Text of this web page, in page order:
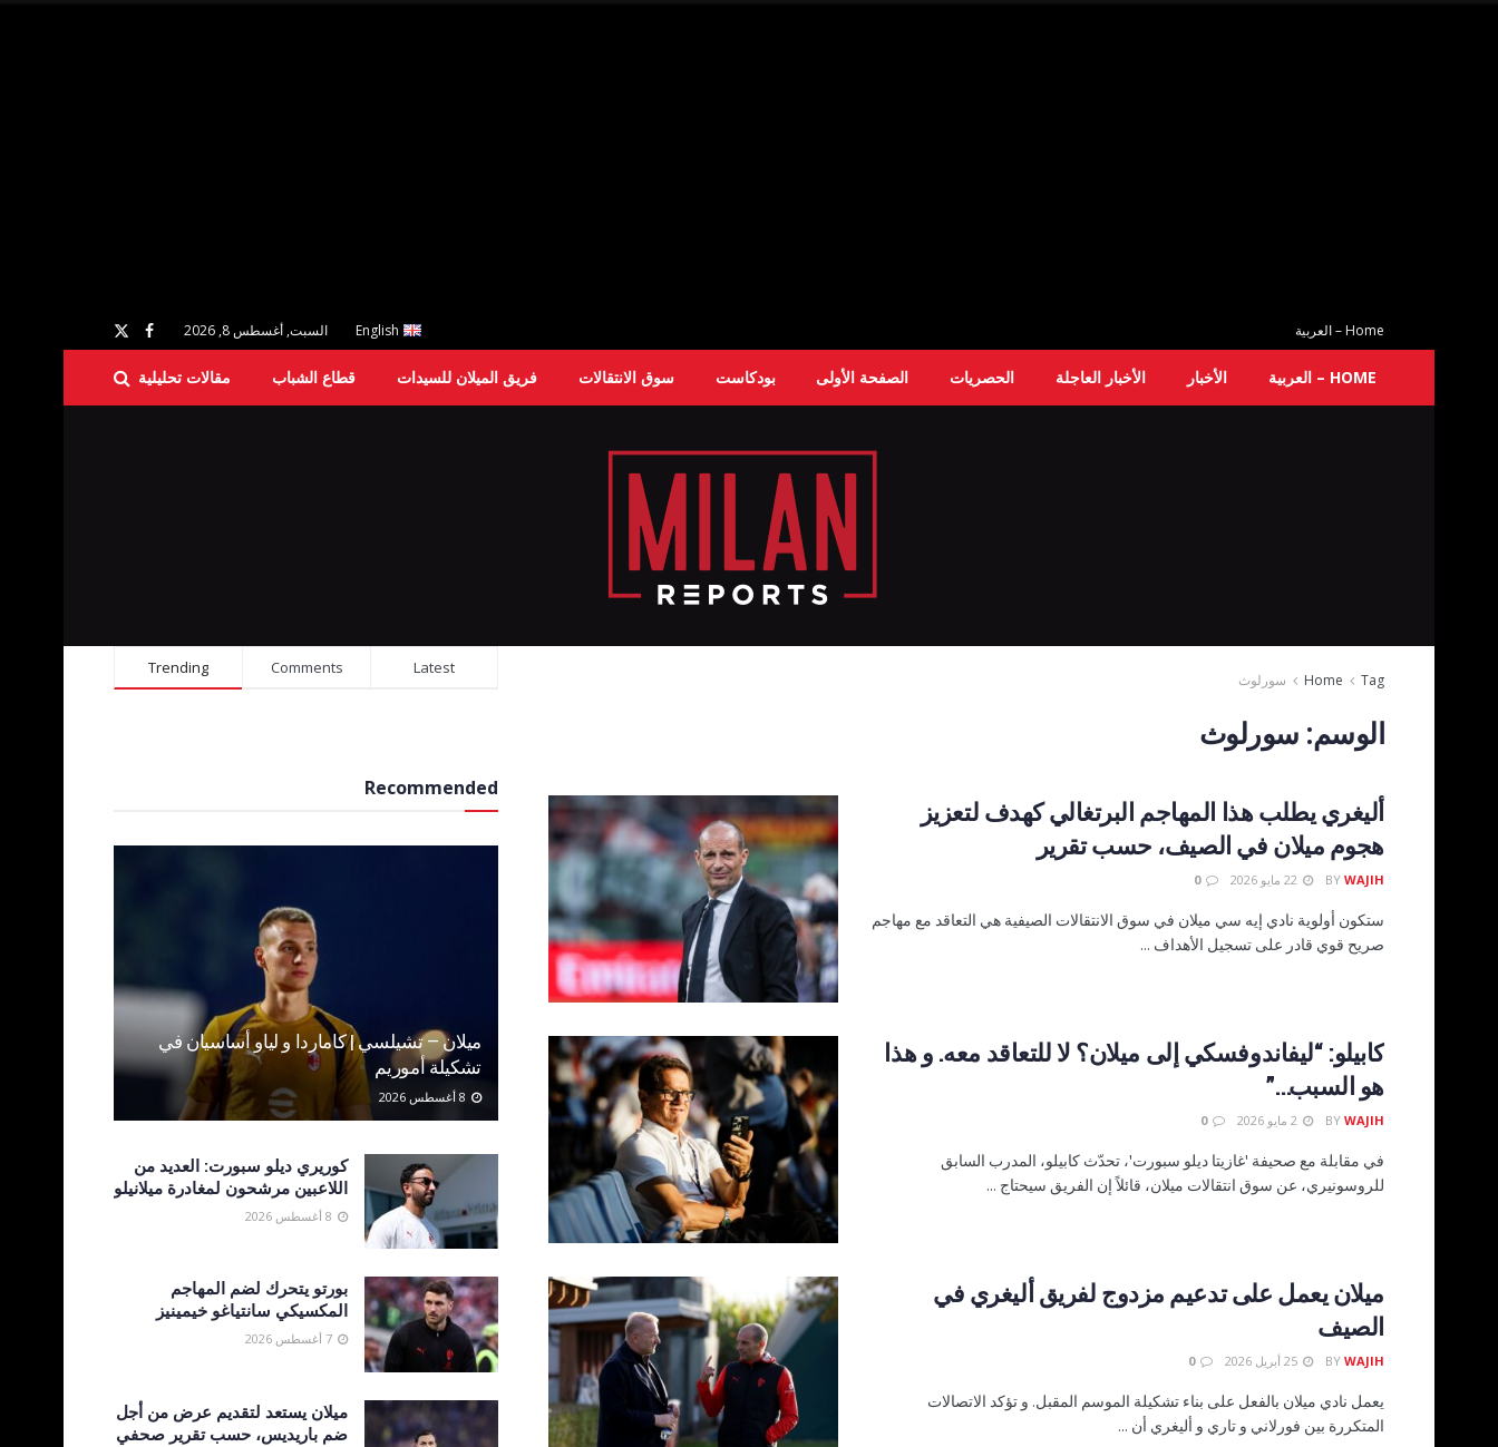
Home – العربية English السبت, أغسطس 8, 2026
HOME – العربية الأخبار الأخبار العاجلة الحصريات الصفحة الأولى بودكاست سوق الانتقالات فريق الميلان للسيدات قطاع الشباب مقالات تحليلية
Home Tag سورلوث
الوسم: سورلوث
أليغري يطلب هذا المهاجم البرتغالي كهدف لتعزيز
هجوم ميلان في الصيف، حسب تقرير
BY WAJIH
0
ستكون أولوية نادي إيه سي ميلان في سوق الانتقالات الصيفية هي التعاقد مع مهاجم
صريح قوي قادر على تسجيل الأهداف ...
كابيلو: “ليفاندوفسكي إلى ميلان؟ لا للتعاقد معه. و هذا
هو السبب…”
BY WAJIH
0
في مقابلة مع صحيفة 'غازيتا ديلو سبورت'، تحدّث كابيلو، المدرب السابق
للروسونيري، عن سوق انتقالات ميلان، قائلاً إن الفريق سيحتاج ...
ميلان يعمل على تدعيم مزدوج لفريق أليغري في
الصيف
BY WAJIH
0
يعمل نادي ميلان بالفعل على بناء تشكيلة الموسم المقبل. و تؤكد الاتصالات
المتكررة بين فورلاني و تاري و أليغري أن ...
Trending Comments Latest
Recommended
ميلان – تشيلسي | كاماردا و لياو أساسيان في
تشكيلة أموريم
كوريري ديلو سبورت: العديد من
اللاعبين مرشحون لمغادرة ميلانيلو
بورتو يتحرك لضم المهاجم
المكسيكي سانتياغو خيمينيز
ميلان يستعد لتقديم عرض من أجل
ضم باريديس، حسب تقرير صحفي